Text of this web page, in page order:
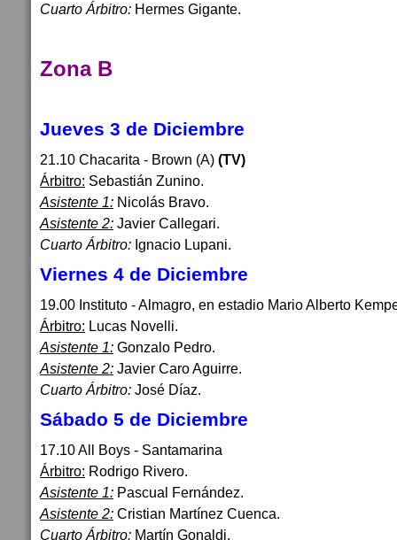
Cuarto Árbitro: Hermes Gigante.
Zona B
Jueves 3 de Diciembre
21.10 Chacarita - Brown (A) (TV)
Árbitro: Sebastián Zunino.
Asistente 1: Nicolás Bravo.
Asistente 2: Javier Callegari.
Cuarto Árbitro: Ignacio Lupani.
Viernes 4 de Diciembre
19.00 Instituto - Almagro, en estadio Mario Alberto
Árbitro: Lucas Novelli.
Asistente 1: Gonzalo Pedro.
Asistente 2: Javier Caro Aguirre.
Cuarto Árbitro: José Díaz.
Sábado 5 de Diciembre
17.10 All Boys - Santamarina
Árbitro: Rodrigo Rivero.
Asistente 1: Pascual Fernández.
Asistente 2: Cristian Martínez Cuenca.
Cuarto Árbitro: Martín Gonaldi.